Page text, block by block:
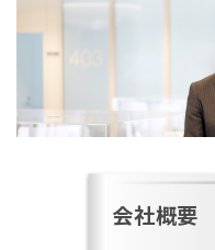
会社概要